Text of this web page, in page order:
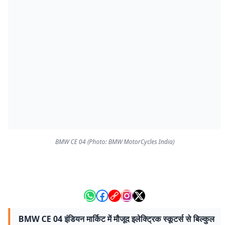
BMW CE 04 (Photo: BMW MotorCycles India)
BMW CE 04 इंडियन मार्किट में मौजूद इलेक्ट्रिक स्कूटर्स से बिल्कुल